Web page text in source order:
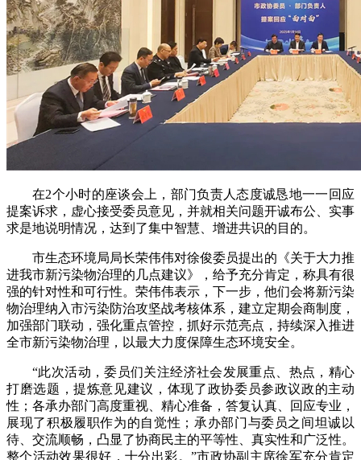
在2个小时的座谈会上，部门负责人态度诚恳地一一回应
提案诉求，虚心接受委员意见，并就相关问题开诚布公、实事
求是地说明情况，达到了集中智慧、增进共识的目的。
市生态环境局局长荣伟伟对徐俊委员提出的《关于大力推
进我市新污染物治理的几点建议》，给予充分肯定，称具有很
强的针对性和可行性。荣伟伟表示，下一步，他们会将新污染
物治理纳入市污染防治攻坚战考核体系，建立定期会商制度，
加强部门联动，强化重点管控，抓好示范亮点，持续深入推进
全市新污染物治理，以最大力度保障生态环境安全。
“此次活动，委员们关注经济社会发展重点、热点，精心
打磨选题，提炼意见建议，体现了政协委员参政议政的主动
性；各承办部门高度重视、精心准备，答复认真、回应专业，
展现了积极履职作为的自觉性；承办部门与委员之间坦诚以
待、交流顺畅，凸显了协商民主的平等性、真实性和广泛性。
整个活动效果很好，十分出彩。”市政协副主席徐军充分肯定